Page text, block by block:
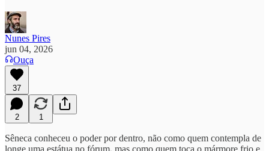
Nunes Pires
jun 04, 2026
Ouça
37
2 1
Sêneca conheceu o poder por dentro, não como quem contempla de
longe uma estátua no fórum, mas como quem toca o mármore frio e